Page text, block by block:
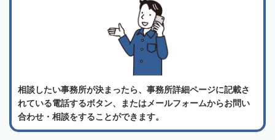
相談したい事務所が決まったら、事務所詳細ページに記載さ
れている電話するボタン、またはメールフォームからお問い
合わせ・相談をすることができます。